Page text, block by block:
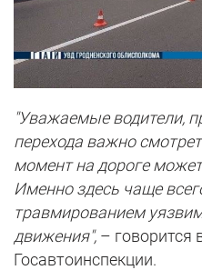
"Уважаемые водители,
перехода важно
момент на дороге
Именно здесь чаще
травмированием
движения", – говорится
Госавтоинспекции.